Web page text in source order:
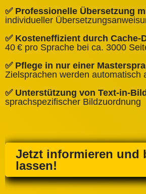
✅ Professionelle Übersetzung
individueller
✅ Kosteneffizient durch
40 € pro Sprache bei ca. 3000
✅ Pflege in nur einer
Zielsprachen werden automatisch
✅ Unterstützung von
sprachspezifischer Bildzuordnung
Jetzt informieren und
lassen!